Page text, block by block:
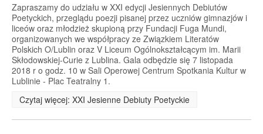
Zapraszamy do udziału w XXI edycji Jesiennych Debiutów
Poetyckich, przeglądu poezji pisanej przez uczniów gimnazjów i
liceów oraz młodzież skupioną przy Fundacji Fuga Mundi,
organizowanych we współpracy ze Związkiem Literatów
Polskich O/Lublin oraz V Liceum Ogólnokształcącym im. Marii
Skłodowskiej-Curie z Lublina. Gala odbędzie się 7 listopada
2018 r o godz. 10 w Sali Operowej Centrum Spotkania Kultur w
Lublinie - Plac Teatralny 1.
Czytaj więcej: XXI Jesienne Debiuty Poetyckie